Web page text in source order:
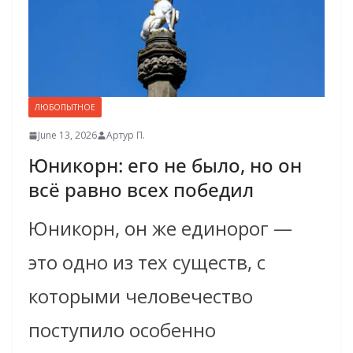
ЛЮБОПЫТНОЕ
June 13, 2026 Артур П.
Юникорн: его не было, но он
всё равно всех победил
Юникорн, он же единорог —
это одно из тех существ, с
которыми человечество
поступило особенно